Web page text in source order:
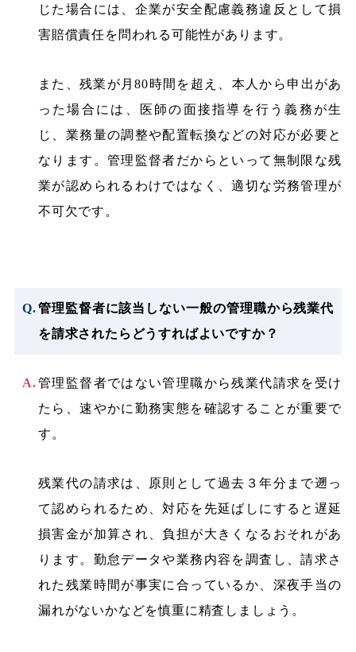
じた場合には、企業が安全配慮義務違反として損
害賠償責任を問われる可能性があります。
また、残業が月80時間を超え、本人から申出があ
った場合には、医師の面接指導を行う義務が生
じ、業務量の調整や配置転換などの対応が必要と
なります。管理監督者だからといって無制限な残
業が認められるわけではなく、適切な労務管理が
不可欠です。
管理監督者に該当しない一般の管理職から残業代
を請求されたらどうすればよいですか？
管理監督者ではない管理職から残業代請求を受け
たら、速やかに勤務実態を確認することが重要で
す。
残業代の請求は、原則として過去３年分まで遡っ
て認められるため、対応を先延ばしにすると遅延
損害金が加算され、負担が大きくなるおそれがあ
ります。勤怠データや業務内容を調査し、請求さ
れた残業時間が事実に合っているか、深夜手当の
漏れがないかなどを慎重に精査しましょう。